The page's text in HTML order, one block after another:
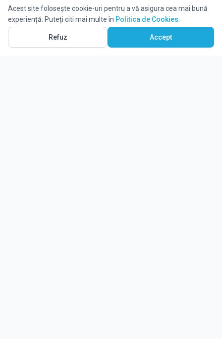
Acest site folosește cookie-uri pentru a vă asigura cea mai bună
experiență. Puteți citi mai multe în Politica de Cookies
Refuz Accept